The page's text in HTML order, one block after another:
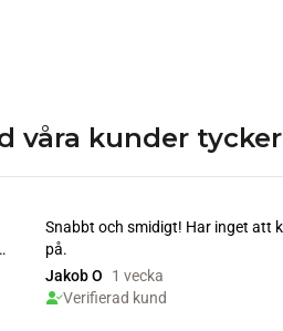
våra kunder tycker